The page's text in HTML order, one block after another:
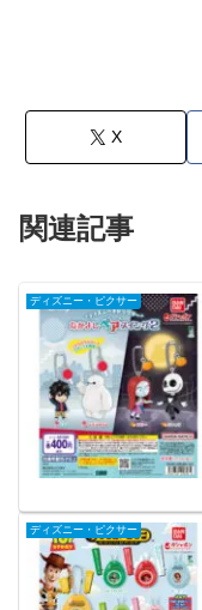
X
関連記事
ディズニー・ピクサー
ディズニー・ピクサー